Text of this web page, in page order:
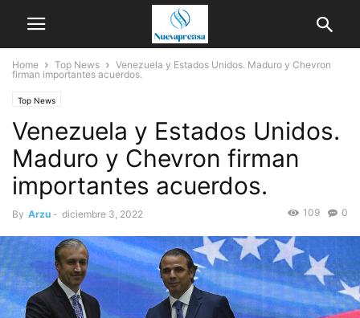
Home Top News
Venezuela y Estados Unidos. Maduro y Chevron
firman importantes acuerdos.
Top News
Venezuela y Estados Unidos.
Maduro y Chevron firman
importantes acuerdos.
By Arzu - diciembre 3, 2022 0
109